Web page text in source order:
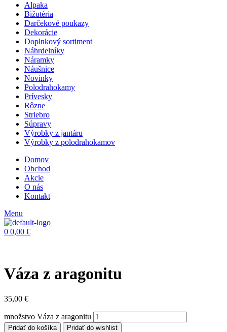
Alpaka
Bižutéria
Darčekové poukazy
Dekorácie
Doplnkový sortiment
Náhrdelníky
Náramky
Náušnice
Novinky
Polodrahokamy
Prívesky
Rôzne
Striebro
Súpravy
Výrobky z jantáru
Výrobky z polodrahokamov
Domov
Obchod
Akcie
O nás
Kontakt
Menu
0 0,00 €
Váza z aragonitu
35,00 €
množstvo Váza z aragonitu
Pridať do košíka Pridať do wishlist